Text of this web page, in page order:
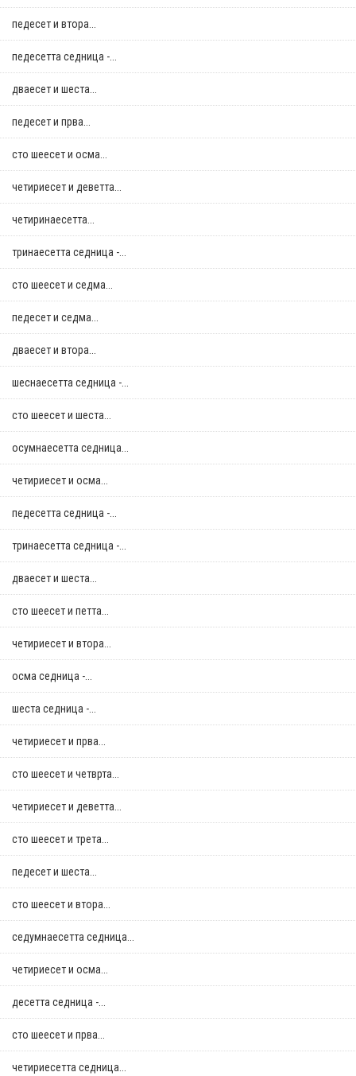
педесет и втора...
педесетта седница -...
дваесет и шеста...
педесет и прва...
сто шеесет и осма...
четириесет и деветта...
четиринаесетта...
тринаесетта седница -...
сто шеесет и седма...
педесет и седма...
дваесет и втора...
шеснаесетта седница -...
сто шеесет и шеста...
осумнaесетта седница...
четириесет и осма...
педесетта седница -...
тринаесетта седница -...
дваесет и шеста...
сто шеесет и петта...
четириесет и втора...
осма седница -...
шеста седница -...
четириесет и прва...
сто шеесет и четврта...
четириесет и деветта...
сто шеесет и трета...
педесет и шеста...
сто шеесет и втора...
седумнаесетта седница...
четириесет и осма...
десетта седница -...
сто шеесет и прва...
четириесетта седница...